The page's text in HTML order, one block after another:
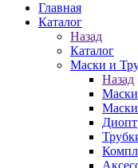
Главная
Каталог
Назад
Каталог
Маски и
Назад
Маски